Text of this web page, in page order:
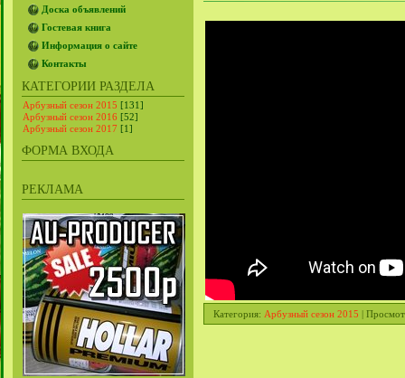
Доска объявлений
Гостевая книга
Информация о сайте
Контакты
КАТЕГОРИИ РАЗДЕЛА
Арбузный сезон 2015 [131]
Арбузный сезон 2016 [52]
Арбузный сезон 2017 [1]
ФОРМА ВХОДА
РЕКЛАМА
Категория: Арбузный сезон 2015 |